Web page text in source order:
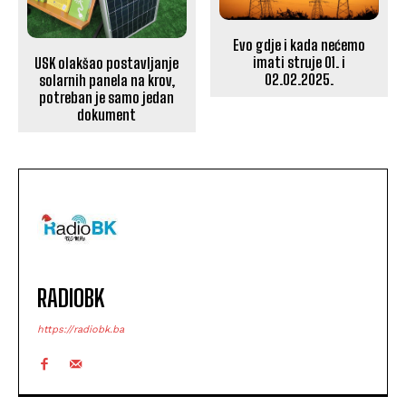
USK olakšao postavljanje
solarnih panela na krov,
potreban je samo jedan
dokument
Evo gdje i kada nećemo
imati struje 01. i
02.02.2025.
RADIOBK
https://radiobk.ba